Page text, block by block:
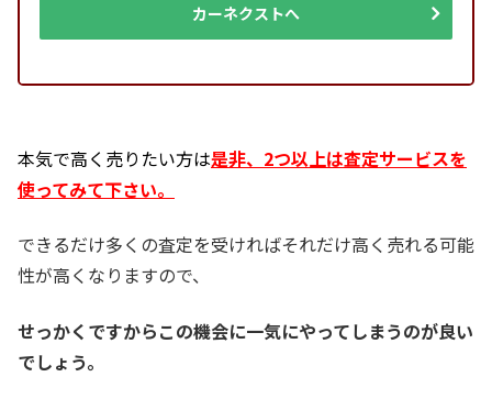
カーネクストへ
本気で高く売りたい方は是非、2つ以上は査定サービスを
使ってみて下さい。
できるだけ多くの査定を受ければそれだけ高く売れる可能
性が高くなりますので、
せっかくですからこの機会に一気にやってしまうのが良い
でしょう。